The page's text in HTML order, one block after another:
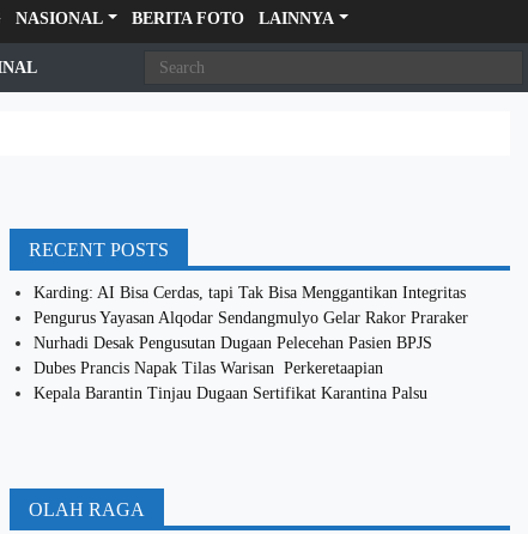
NASIONAL BERITA FOTO LAINNYA
RECENT POSTS
Karding: AI Bisa Cerdas, tapi Tak Bisa Menggantikan Integritas
Pengurus Yayasan Alqodar Sendangmulyo Gelar Rakor Praraker
Nurhadi Desak Pengusutan Dugaan Pelecehan Pasien BPJS
Dubes Prancis Napak Tilas Warisan Perkeretaapian
Kepala Barantin Tinjau Dugaan Sertifikat Karantina Palsu
OLAH RAGA